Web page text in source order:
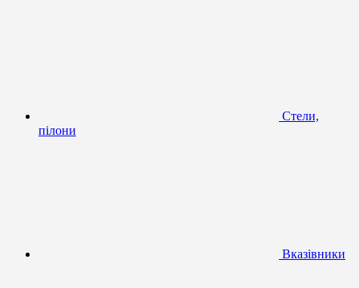
Стели,
пілони
Вказівники